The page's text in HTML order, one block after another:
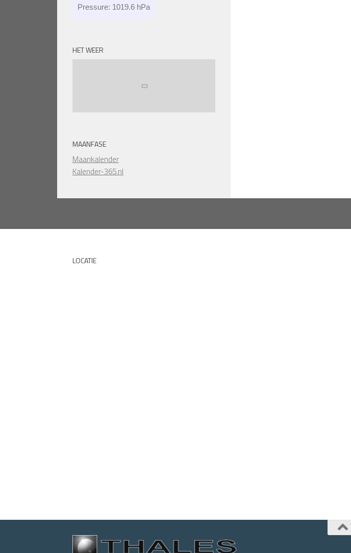
Pressure: 1019.6 hPa
HET WEER
MAANFASE
Maankalender
Kalender-365.nl
LOCATIE